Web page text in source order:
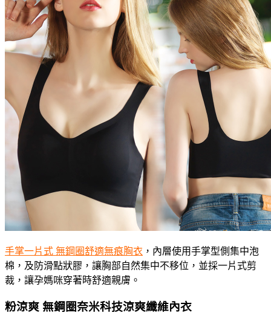
手掌一片式 無鋼圈舒適無痕胸衣 ，內層使用手掌型側集中泡
棉，及防滑點狀膠，讓胸部自然集中不移位，並採一片式剪
裁，讓孕媽咪穿著時舒適親膚。
粉涼爽 無鋼圈奈米科技涼爽纖維內衣